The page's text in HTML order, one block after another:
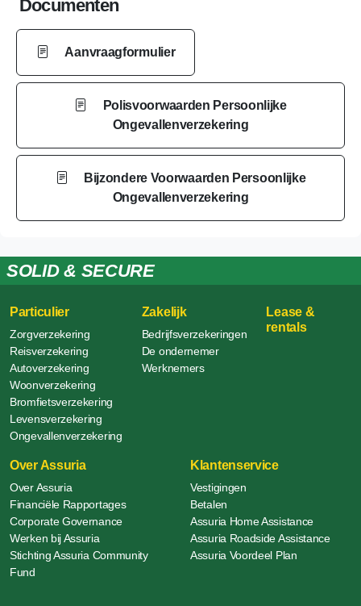
Documenten
Aanvraagformulier
Polisvoorwaarden Persoonlijke
Ongevallenverzekering
Bijzondere Voorwaarden Persoonlijke
Ongevallenverzekering
SOLID & SECURE
Particulier
Zorgverzekering
Reisverzekering
Autoverzekering
Woonverzekering
Bromfietsverzekering
Levensverzekering
Ongevallenverzekering
Zakelijk
Bedrijfsverzekeringen
De ondernemer
Werknemers
Lease &
rentals
Over Assuria
Over Assuria
Financiële Rapportages
Corporate Governance
Werken bij Assuria
Stichting Assuria Community
Fund
Klantenservice
Vestigingen
Betalen
Assuria Home Assistance
Assuria Roadside Assistance
Assuria Voordeel Plan